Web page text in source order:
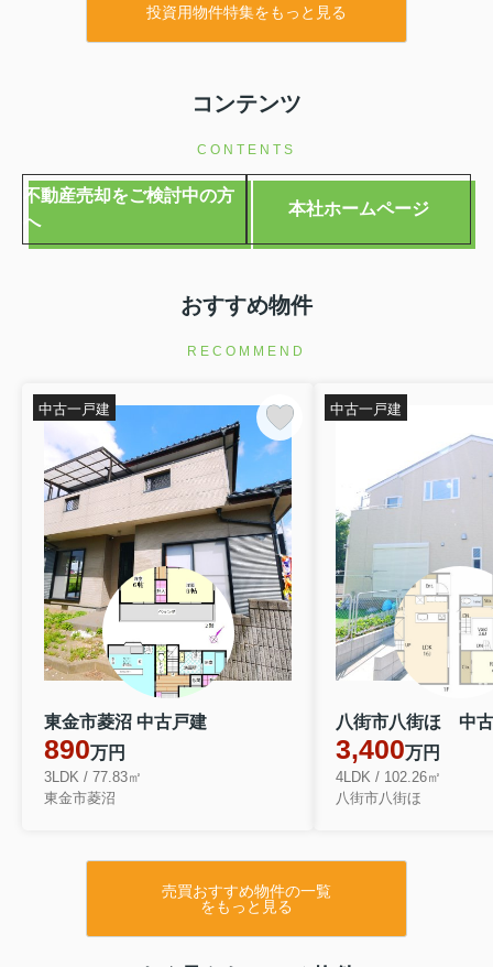
投資用物件特集をもっと見る
コンテンツ
CONTENTS
不動産売却をご検討中の方
へ
本社ホームページ
おすすめ物件
RECOMMEND
東金市菱沼 中古戸建
890万円
3LDK / 77.83㎡
東金市菱沼
中古一戸建
八街市八街ほ 中
3,400万円
4LDK / 102.26㎡
八街市八街ほ
中古一戸建
売買おすすめ物件の一覧
をもっと見る